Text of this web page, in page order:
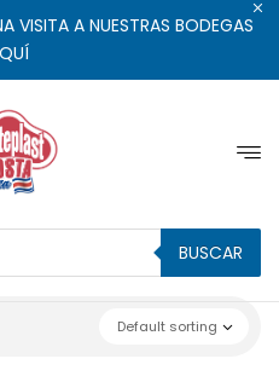
VISITA A NUESTRAS BODEGAS
BUSCAR
Default sorting